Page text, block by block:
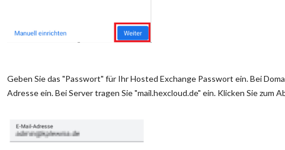
Geben Sie das "Passwort" für Ihr Hosted Exchange Passwort ein. Bei
Adresse ein. Bei Server tragen Sie "mail.hexcloud.de" ein. Klicken Sie zum